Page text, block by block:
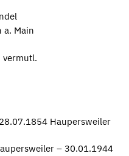
a. Main
vermutl.
Haupersweiler
– 30.01.1944